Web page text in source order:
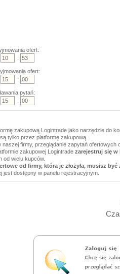
ofert:
:
ofert:
:
pytań:
:
zakupową Logintrade jako narzędzie do
tylko przez platformę zakupową.
firmy, przeglądanie zapytań ofertowych
zakupowej Logintrade zarejestruj się
od wielu kupców.
od firmy, która je złożyła, musisz
jest dostępny w panelu rejestracyjnym.